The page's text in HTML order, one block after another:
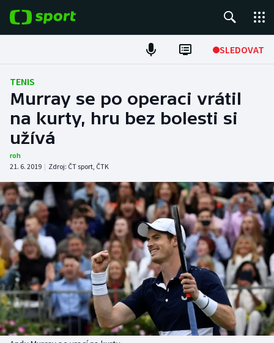
SLEDOVAT
Fotbal
Hokej
Tenis
Atletika
Cyklistika
DALŠÍ SPORTY
Americký fotbal
Baseball a softbal
Basketbal
NEPŘEHLÉDNĚTE
Soutěže
Historické návraty
TENIS
Murray se po operaci vrátil
na kurty, hru bez bolesti si
užívá
roh
21. 6. 2019 | Zdroj: ČT sport, ČTK